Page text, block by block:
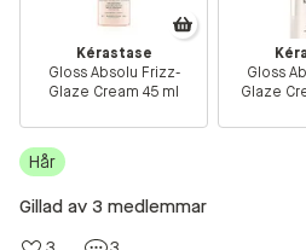
Alla inlägg
Kérastase
Gloss Absolu Frizz-
Glaze Cream 45 ml
Gloss
Glaze
Hår
Gillad av 3 medlemmar